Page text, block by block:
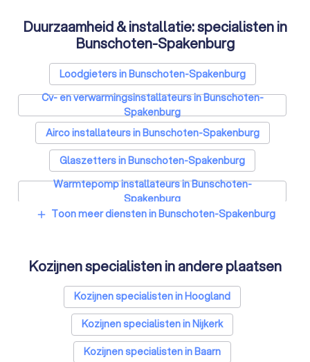
Duurzaamheid & installatie: specialisten in
Bunschoten-Spakenburg
Loodgieters in Bunschoten-Spakenburg
Cv- en verwarmingsinstallateurs in Bunschoten-
Spakenburg
Airco installateurs in Bunschoten-Spakenburg
Glaszetters in Bunschoten-Spakenburg
Warmtepomp installateurs in Bunschoten-
Spakenburg
Zonnepanelen-installateurs in Bunschoten-
Thuisbatterij installateurs in Bunschoten-
Spakenburg
add Toon meer diensten in Bunschoten-Spakenburg
Kozijnen specialisten in andere plaatsen
Kozijnen specialisten in Hoogland
Kozijnen specialisten in Nijkerk
Kozijnen specialisten in Baarn